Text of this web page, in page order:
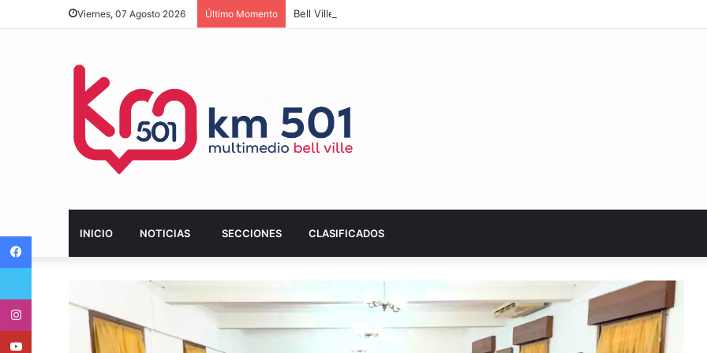
Viernes, 07 Agosto 2026 Último Momento Bell Ville albergará la 23ª edición del Campeonato Provincial de Bochas por Tercetos
INICIO NOTICIAS SECCIONES CLASIFICADOS
Instagram